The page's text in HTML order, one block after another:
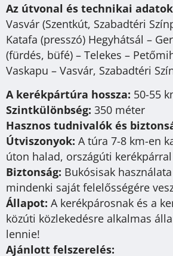
Az útvonal és technikai
Vasvár (Szentkút, Szabadtéri
Katafa (presszó) Hegyhátsál –
(fürdés, büfé) – Telekes –
Vaskapu – Vasvár, Szabadtéri
A kerékpártúra hossza: 50-55
Szintkülönbség: 350 méter
Hasznos tudnivalók és
Útviszonyok: A túra 7-8 km-en
úton halad, országúti
Biztonság: Bukósisak
mindenki saját felelősségére
Állapot: A kerékpárosnak és a
közúti közlekedésre alkalmas
lennie!
Ajánlott felszerelés: